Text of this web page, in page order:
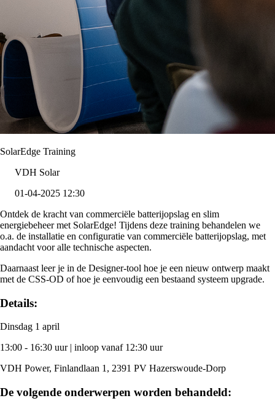
SolarEdge Training
VDH Solar
01-04-2025 12:30
Ontdek de kracht van commerciële batterijopslag en slim
energiebeheer met SolarEdge! Tijdens deze training behandelen we
o.a. de installatie en configuratie van commerciële batterijopslag, met
aandacht voor alle technische aspecten.
Daarnaast leer je in de Designer-tool hoe je een nieuw ontwerp maakt
met de CSS-OD of hoe je eenvoudig een bestaand systeem upgrade.
Details:
Dinsdag 1 april
13:00 - 16:30 uur | inloop vanaf 12:30 uur
VDH Power, Finlandlaan 1, 2391 PV Hazerswoude-Dorp
De volgende onderwerpen worden behandeld: